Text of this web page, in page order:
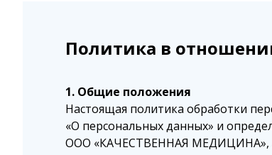
Политика в
1. Общие положения
Настоящая политика обработки
«О персональных данных» и
ООО «КАЧЕСТВЕННАЯ МЕДИЦИНА»,